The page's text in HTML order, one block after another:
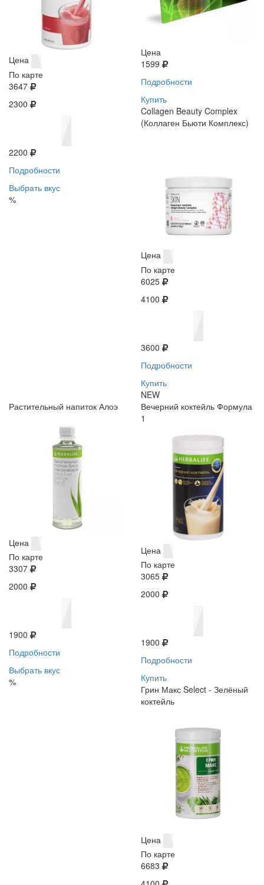
Цена
По карте
3647
2300
2200
Подробности
Выбрать вкус
%
Цена
1599
Подробности
Купить
Collagen Beauty Complex
(Коллаген Бьюти Комплекс)
Цена
По карте
6025
4100
3600
Подробности
Купить
NEW
Растительный напиток Алоэ
Цена
По карте
3307
2000
1900
Подробности
Выбрать вкус
%
Вечерний коктейль Формула
1
Цена
По карте
3065
2000
1900
Подробности
Купить
Грин Макс Select - Зелёный
коктейль
Цена
По карте
6683